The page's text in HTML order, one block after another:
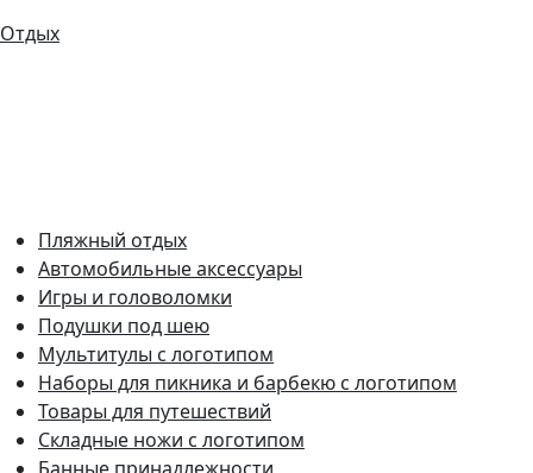
Отдых
Пляжный отдых
Автомобильные аксессуары
Игры и головоломки
Подушки под шею
Мультитулы с логотипом
Наборы для пикника и барбекю с логотипом
Товары для путешествий
Складные ножи с логотипом
Банные принадлежности